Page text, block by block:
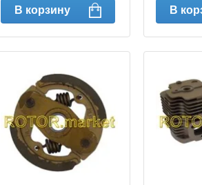
В корзину В